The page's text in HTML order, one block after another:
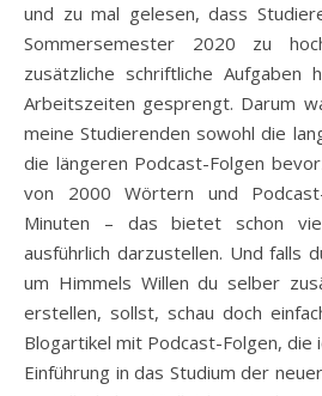
und zu mal gelesen, dass
Sommersemester 2020 zu
zusätzliche schriftliche Aufgaben
Arbeitszeiten gesprengt. Darum
meine Studierenden sowohl die
die längeren Podcast-Folgen
von 2000 Wörtern und
Minuten – das bietet schon
ausführlich darzustellen. Und falls
um Himmels Willen du selber
erstellen, sollst, schau doch
Blogartikel mit Podcast-Folgen, die
Einführung in das Studium der